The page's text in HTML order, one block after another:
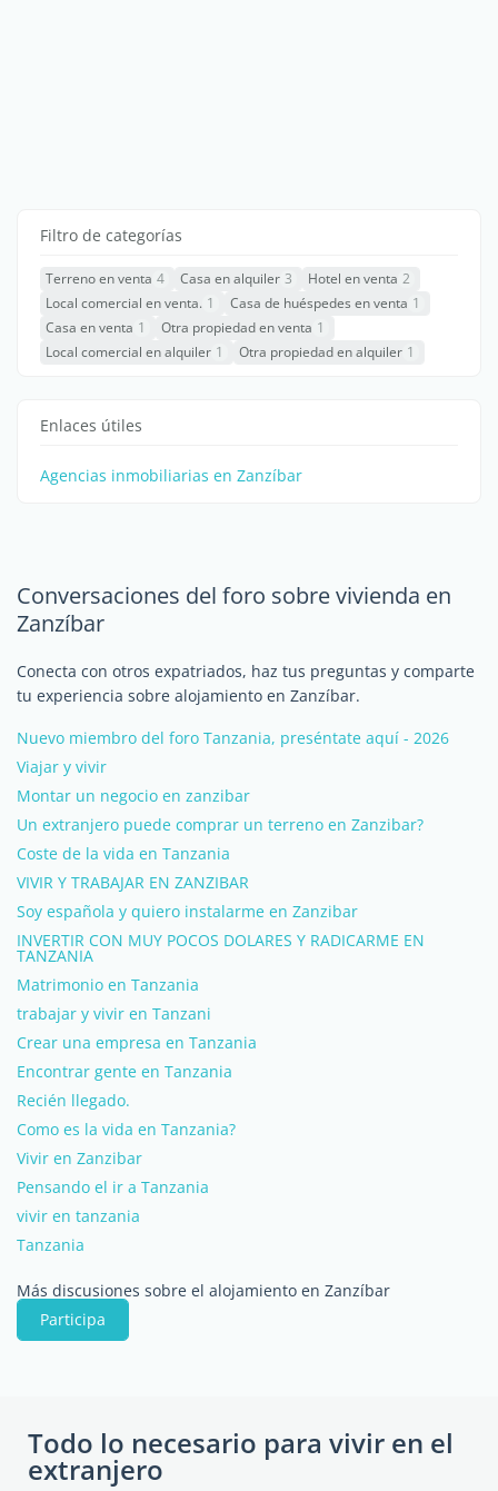
Filtro de categorías
Terreno en venta 4 Casa en alquiler 3 Hotel en venta 2
Local comercial en venta. 1 Casa de huéspedes en venta 1
Casa en venta 1 Otra propiedad en venta 1
Local comercial en alquiler 1 Otra propiedad en alquiler 1
Enlaces útiles
Agencias inmobiliarias en Zanzíbar
Conversaciones del foro sobre vivienda en
Zanzíbar
Conecta con otros expatriados, haz tus preguntas y comparte
tu experiencia sobre alojamiento en Zanzíbar.
Nuevo miembro del foro Tanzania, preséntate aquí - 2026
Viajar y vivir
Montar un negocio en zanzibar
Un extranjero puede comprar un terreno en Zanzibar?
Coste de la vida en Tanzania
VIVIR Y TRABAJAR EN ZANZIBAR
Soy española y quiero instalarme en Zanzibar
INVERTIR CON MUY POCOS DOLARES Y RADICARME EN
TANZANIA
Matrimonio en Tanzania
trabajar y vivir en Tanzani
Crear una empresa en Tanzania
Encontrar gente en Tanzania
Recién llegado.
Como es la vida en Tanzania?
Vivir en Zanzibar
Pensando el ir a Tanzania
vivir en tanzania
Tanzania
Más discusiones sobre el alojamiento en Zanzíbar
Participa
Todo lo necesario para vivir en el
extranjero